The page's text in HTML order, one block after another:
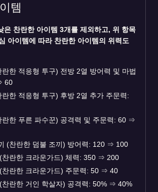
템
은 찬란한 아이템 3개를 제외하고, 위 항목
아이템에 따라 찬란한 아이템의 위력도
한 적응형 투구) 전방 2열 방어력 및 마법
60
한 적응형 투구) 후방 2열 추가 주문력:
란한 푸른 파수꾼) 공격력 및 주문력: 60 ⇒
(찬란한 덤불 조끼) 방어력: 120 ⇒ 100
찬란한 크라운가드) 체력: 350 ⇒ 200
찬란한 크라운가드) 주문력: 50 ⇒ 40
찬란한 거인 학살자) 공격력: 50% ⇒ 40%